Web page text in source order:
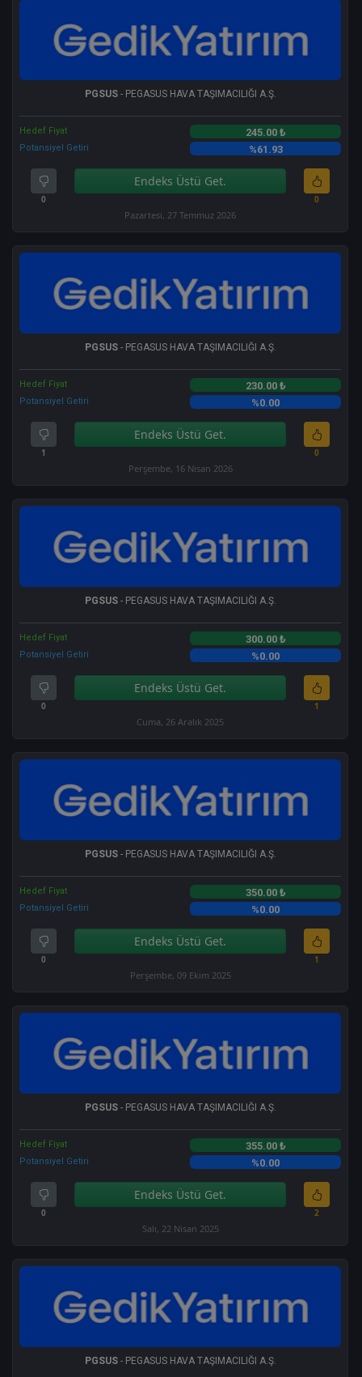
PGSUS- PEGASUS HAVA TAŞIMACILIĞI A.Ş.
Hedef Fiyat 245.00 ₺
Potansiyel Getiri %61.93
0
Endeks Üstü Get.
0
Pazartesi, 27 Temmuz 2026
PGSUS- PEGASUS HAVA TAŞIMACILIĞI A.Ş.
Hedef Fiyat 230.00 ₺
Potansiyel Getiri %0.00
1
Endeks Üstü Get.
0
Perşembe, 16 Nisan 2026
PGSUS- PEGASUS HAVA TAŞIMACILIĞI A.Ş.
Hedef Fiyat 300.00 ₺
Potansiyel Getiri %0.00
0
Endeks Üstü Get.
1
Cuma, 26 Aralık 2025
PGSUS- PEGASUS HAVA TAŞIMACILIĞI A.Ş.
Hedef Fiyat 350.00 ₺
Potansiyel Getiri %0.00
0
Endeks Üstü Get.
1
Perşembe, 09 Ekim 2025
PGSUS- PEGASUS HAVA TAŞIMACILIĞI A.Ş.
Hedef Fiyat 355.00 ₺
Potansiyel Getiri %0.00
0
Endeks Üstü Get.
2
Salı, 22 Nisan 2025
PGSUS- PEGASUS HAVA TAŞIMACILIĞI A.Ş.